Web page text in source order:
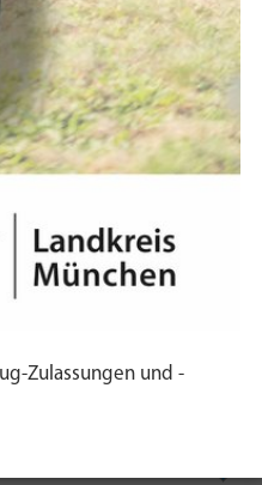
Zulassungen und -